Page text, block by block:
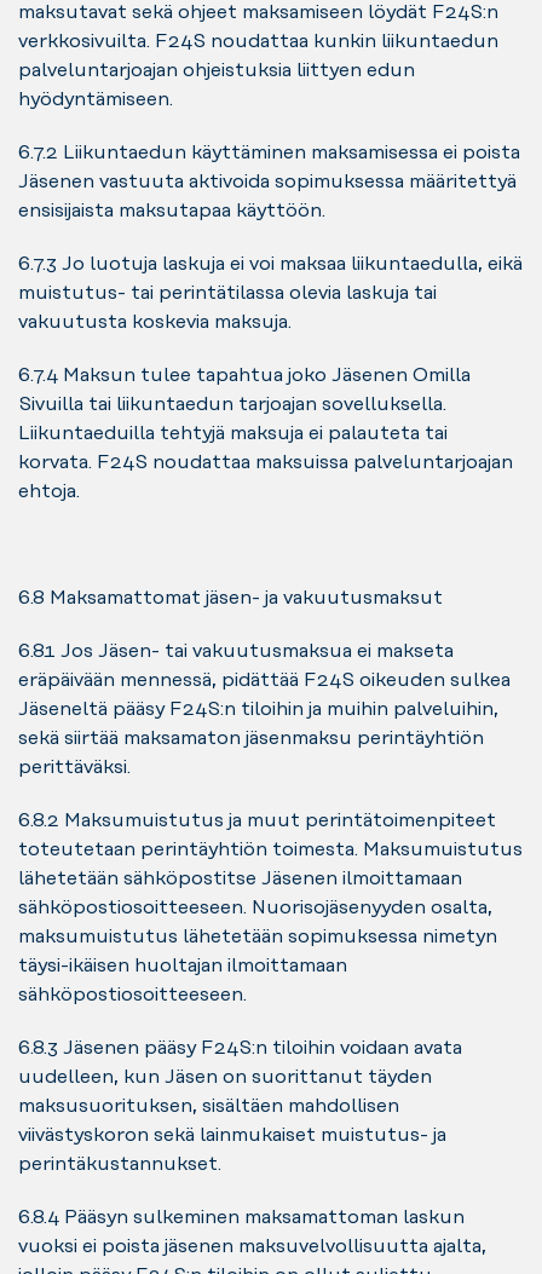
maksutavat sekä ohjeet maksamiseen löydät F24S:n
verkkosivuilta. F24S noudattaa kunkin liikuntaedun
palveluntarjoajan ohjeistuksia liittyen edun
hyödyntämiseen.
6.7.2 Liikuntaedun käyttäminen maksamisessa ei poista
Jäsenen vastuuta aktivoida sopimuksessa määritettyä
ensisijaista maksutapaa käyttöön.
6.7.3 Jo luotuja laskuja ei voi maksaa liikuntaedulla, eikä
muistutus- tai perintätilassa olevia laskuja tai
vakuutusta koskevia maksuja.
6.7.4 Maksun tulee tapahtua joko Jäsenen Omilla
Sivuilla tai liikuntaedun tarjoajan sovelluksella.
Liikuntaeduilla tehtyjä maksuja ei palauteta tai
korvata. F24S noudattaa maksuissa palveluntarjoajan
ehtoja.
6.8 Maksamattomat jäsen- ja vakuutusmaksut
6.8.1 Jos Jäsen- tai vakuutusmaksua ei makseta
eräpäivään mennessä, pidättää F24S oikeuden sulkea
Jäseneltä pääsy F24S:n tiloihin ja muihin palveluihin,
sekä siirtää maksamaton jäsenmaksu perintäyhtiön
perittäväksi.
6.8.2 Maksumuistutus ja muut perintätoimenpiteet
toteutetaan perintäyhtiön toimesta. Maksumuistutus
lähetetään sähköpostitse Jäsenen ilmoittamaan
sähköpostiosoitteeseen. Nuorisojäsenyyden osalta,
maksumuistutus lähetetään sopimuksessa nimetyn
täysi-ikäisen huoltajan ilmoittamaan
sähköpostiosoitteeseen.
6.8.3 Jäsenen pääsy F24S:n tiloihin voidaan avata
uudelleen, kun Jäsen on suorittanut täyden
maksusuorituksen, sisältäen mahdollisen
viivästyskoron sekä lainmukaiset muistutus- ja
perintäkustannukset.
6.8.4 Pääsyn sulkeminen maksamattoman laskun
vuoksi ei poista jäsenen maksuvelvollisuutta ajalta,